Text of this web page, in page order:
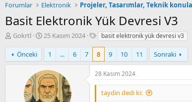
Forumlar
Elektronik Projeler, Tasarımlar, Teknik
Basit Elektronik Yük Devresi V3
K
n
u
Gokrtl
B
l
a
m
a
t
25 Kasım 2024
E
i
k
e
t
basit elektronik yük devresi v3
Önceki 1 ... 6 7 8 9 10 11 Sonraki
28 Kasım 2024
taydin dedi ki: